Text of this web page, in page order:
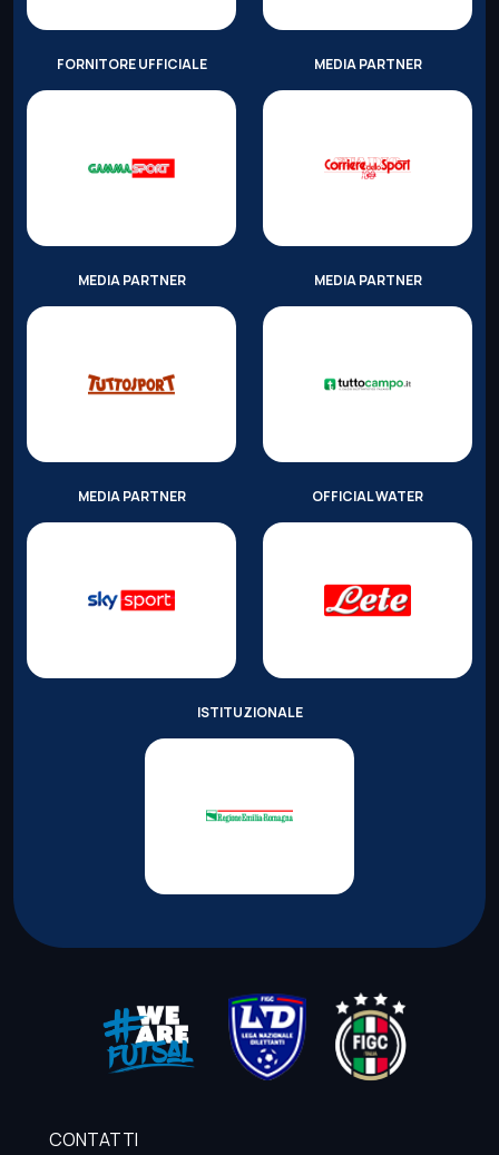
FORNITORE UFFICIALE MEDIA PARTNER
MEDIA PARTNER MEDIA PARTNER
MEDIA PARTNER OFFICIAL WATER
ISTITUZIONALE
CONTATTI